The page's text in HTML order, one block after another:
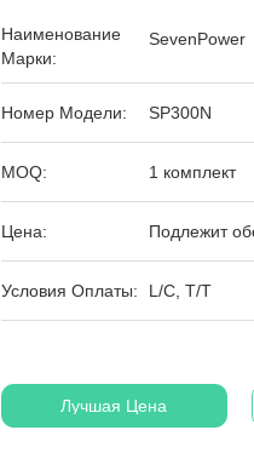
Наименование
Марки:
SevenPower
Номер Модели: SP300N
MOQ: 1 комплект
Цена: Подлежит
Условия Оплаты: L/C, T/T
Лучшая Цена